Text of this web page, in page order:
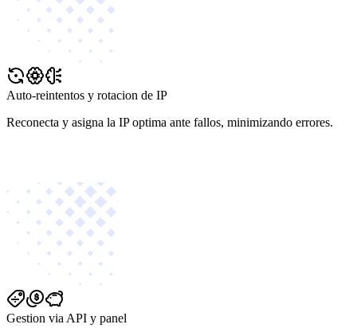
Auto-reintentos y rotacion de IP
Reconecta y asigna la IP optima ante fallos, minimizando errores.
Gestion via API y panel